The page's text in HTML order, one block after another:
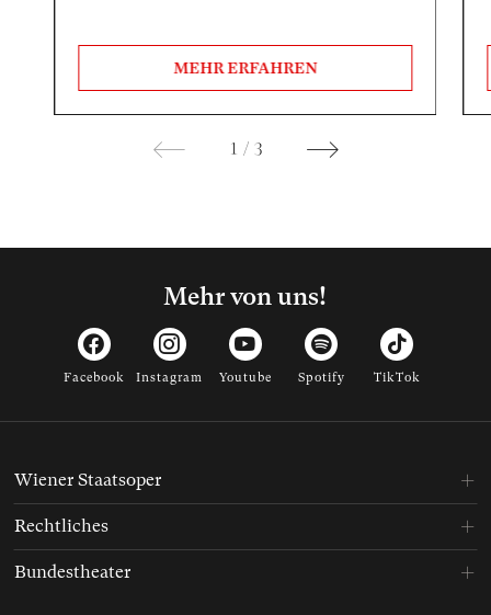
MEHR ERFAHREN
1 / 3
Mehr von uns!
Facebook Instagram Youtube Spotify TikTok
Wiener Staatsoper
Rechtliches
Bundestheater